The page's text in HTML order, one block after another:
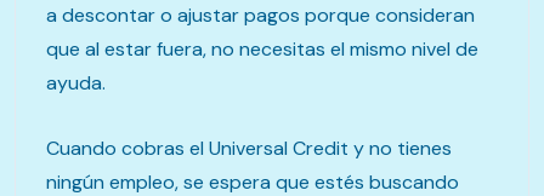
a descontar o ajustar pagos porque consideran
que al estar fuera, no necesitas el mismo nivel de
ayuda.
Cuando cobras el Universal Credit y no tienes
ningún empleo, se espera que estés buscando